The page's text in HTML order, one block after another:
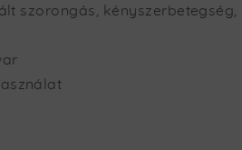
szorongás, kényszerbetegség,